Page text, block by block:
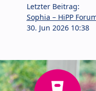
Letzter Beitrag:
Sophia – HiPP
30. Jun 2026 10:38